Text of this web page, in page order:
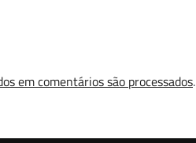
em comentários são processados.